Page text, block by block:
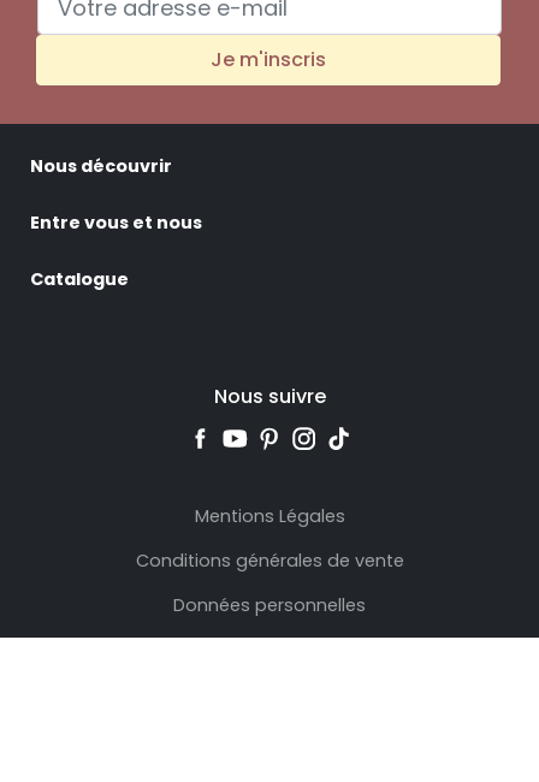
Je m'inscris
Nous découvrir
Entre vous et nous
Catalogue
Nous suivre
Mentions Légales
Conditions générales de vente
Données personnelles